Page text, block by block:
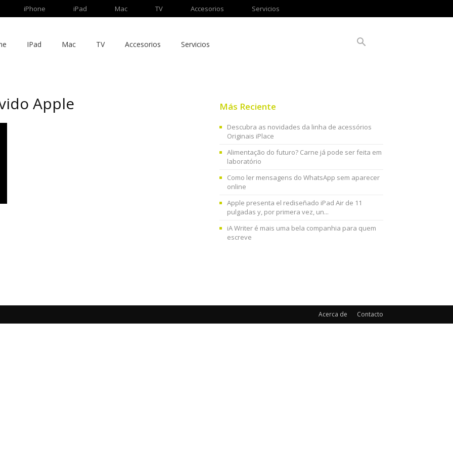
iPhone iPad Mac TV Accesorios Servicios
IPad Mac TV Accesorios Servicios
Apple Más Reciente
Descubra as novidades da linha de acessórios
Originais iPlace
Alimentação do futuro? Carne já pode ser feita em
laboratório
Como ler mensagens do WhatsApp sem aparecer
online
Apple presenta el rediseñado iPad Air de 11
pulgadas y, por primera vez, un...
iA Writer é mais uma bela companhia para quem
escreve
Acerca de Contacto